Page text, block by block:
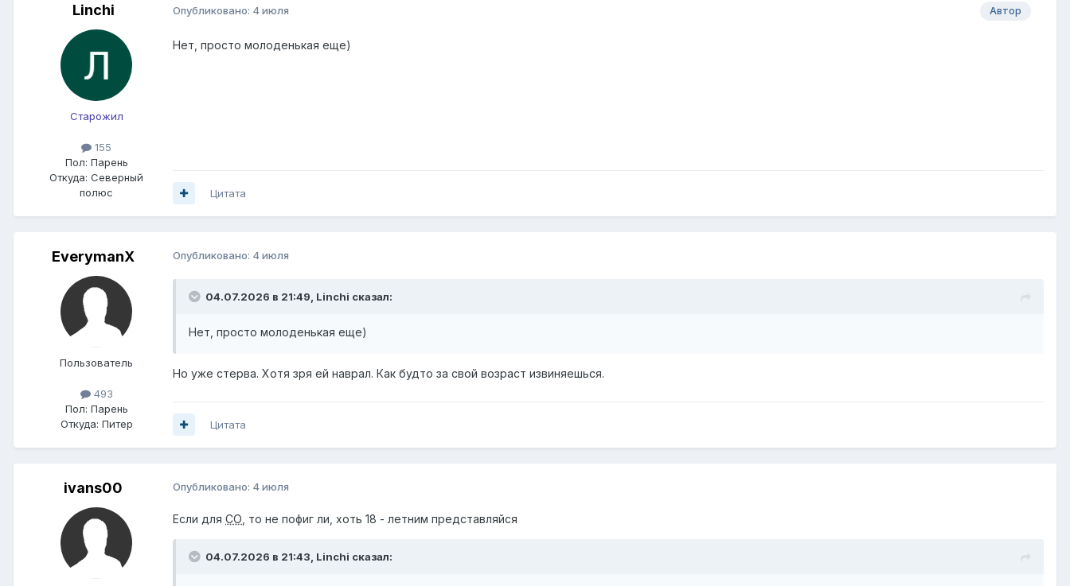
Linchi
Старожил
155
Пол: Парень
Откуда: Северный
полюс
Автор
Опубликовано: 4 июля
Нет, просто молоденькая еще)
Цитата
EverymanX
Пользователь
493
Пол: Парень
Откуда: Питер
Опубликовано: 4 июля
04.07.2026 в 21:49, Linchi сказал:
Нет, просто молоденькая еще)
Но уже стерва. Хотя зря ей наврал. Как будто за свой возраст извиняешься.
Цитата
ivans00 Опубликовано: 4 июля
Если для СО , то не пофиг ли, хоть 18 - летним представляйся
04.07.2026 в 21:43, Linchi сказал: